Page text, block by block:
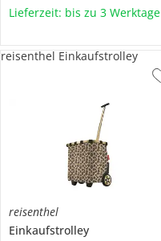
Lieferzeit: bis zu 3 Werktage
reisenthel
Einkaufstrolley
reisenthel Einkaufstrolley